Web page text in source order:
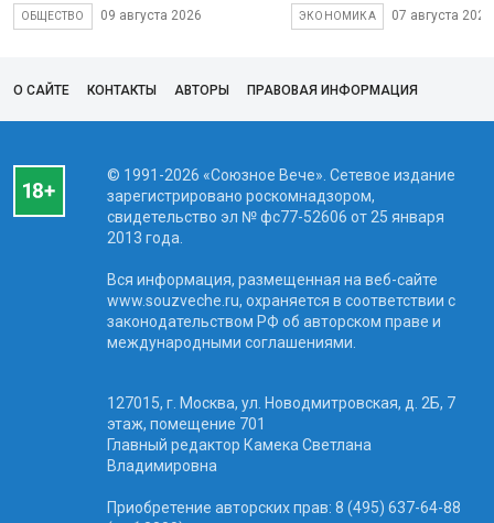
ОБЩЕСТВО 09 августа 2026 ЭКОНОМИКА 07 августа 2026
О САЙТЕ КОНТАКТЫ АВТОРЫ ПРАВОВАЯ ИНФОРМАЦИЯ
© 1991-2026 «Союзное Вече». Сетевое издание
зарегистрировано роскомнадзором,
свидетельство эл № фc77-52606 от 25 января
2013 года.
Вся информация, размещенная на веб-сайте
www.souzveche.ru, охраняется в соответствии с
законодательством РФ об авторском праве и
международными соглашениями.
127015, г. Москва, ул. Новодмитровская, д. 2Б, 7
этаж, помещение 701
Главный редактор Камека Светлана
Владимировна
Приобретение авторских прав: 8 (495) 637-64-88